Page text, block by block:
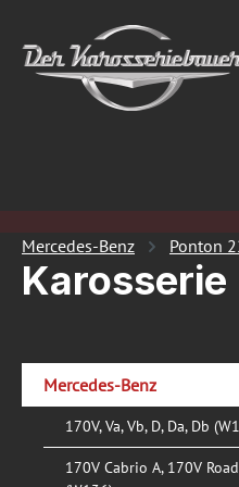
Hauptinhalt springen
Zur Suche springen
Zur Hauptnavigation springen
Mercedes-Benz Ponton
Karosserie
Mercedes-Benz
170V, Va, Vb, D, Da, Db
170V Cabrio A, 170V